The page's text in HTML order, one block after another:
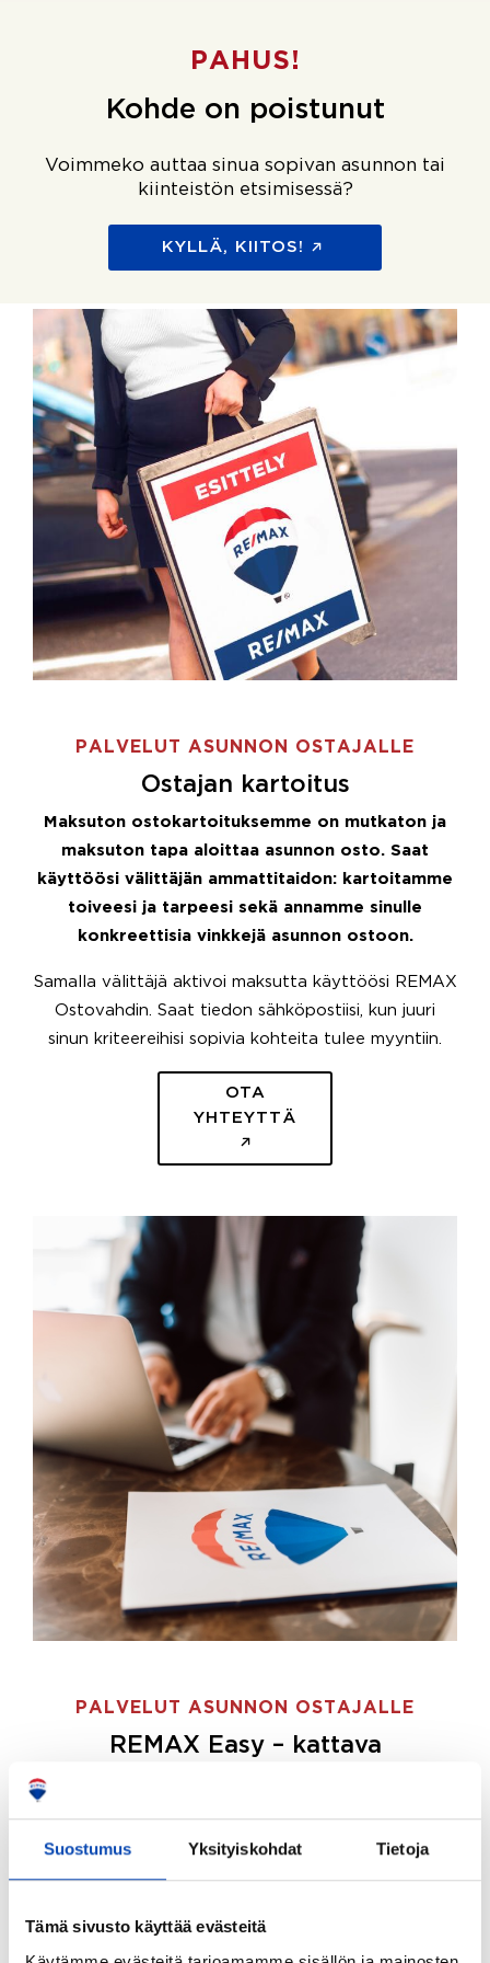
Suostumus Yksityiskohdat Tietoja
Tämä sivusto käyttää evästeitä
PAHUS!
Kohde on poistunut
Voimmeko auttaa sinua sopivan asunnon tai
kiinteistön etsimisessä?
KYLLÄ, KIITOS!
PALVELUT ASUNNON OSTAJALLE
Ostajan kartoitus
Maksuton ostokartoituksemme on mutkaton ja
maksuton tapa aloittaa asunnon osto. Saat
käyttöösi välittäjän ammattitaidon: kartoitamme
toiveesi ja tarpeesi sekä annamme sinulle
konkreettisia vinkkejä asunnon ostoon.
Samalla välittäjä aktivoi maksutta käyttöösi REMAX
Ostovahdin. Saat tiedon sähköpostiisi, kun juuri
sinun kriteereihisi sopivia kohteita tulee myyntiin.
OTA
YHTEYTTÄ
PALVELUT ASUNNON OSTAJALLE
REMAX Easy – kattava
ostajille.
Tee ostotoimeksianto ja etsimme juuri